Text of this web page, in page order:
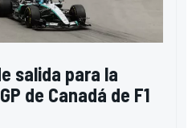
salida para la
de Canadá de F1